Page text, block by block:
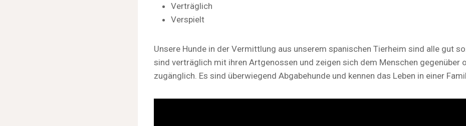
Verträglich
Verspielt
Unsere Hunde in der Vermittlung aus unserem spanischen Tierheim sind alle gut
sind verträglich mit ihren Artgenossen und zeigen sich dem Menschen gegenüber
zugänglich. Es sind überwiegend Abgabehunde und kennen das Leben in einer